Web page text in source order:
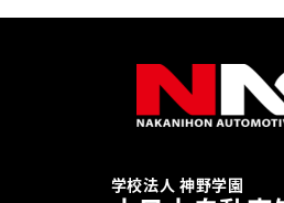
学校法人 神野学園